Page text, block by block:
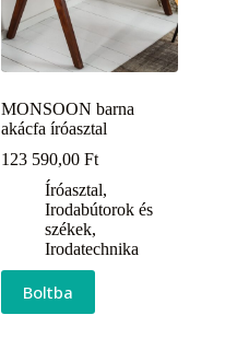
MONSOON barna
akácfa íróasztal
123 590,00Ft
Íróasztal,
Irodabútorok és
székek,
Irodatechnika
Boltba